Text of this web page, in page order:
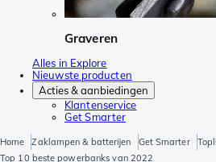
Graveren
Alles in Explore
Nieuwste producten
Acties & aanbiedingen
Klantenservice
Get Smarter
Home Zaklampen & batterijen Get Smarter
Top 10 beste powerbanks van 2022